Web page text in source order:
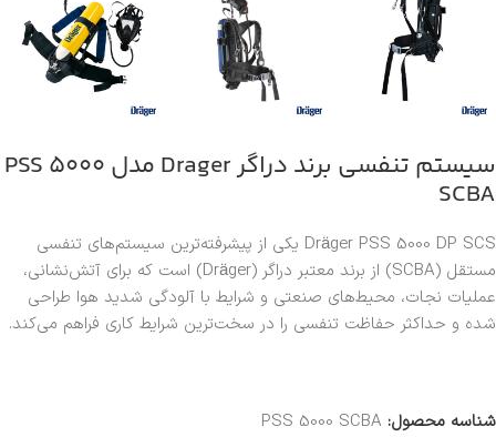
سیستم تنفسی برند دراگر Drager مدل PSS 5000
SCBA
Dräger PSS 5000 DP SCS یکی از پیشرفته‌ترین سیستم‌های تنفسی
مستقل (SCBA) از برند معتبر دراگر (Dräger) است که برای آتش‌نشانی،
عملیات نجات، محیط‌های صنعتی و شرایط با آلودگی شدید هوا طراحی
شده و حداکثر حفاظت تنفسی را در سخت‌ترین شرایط کاری فراهم می‌کند.
شناسه محصول: PSS 5000 SCBA